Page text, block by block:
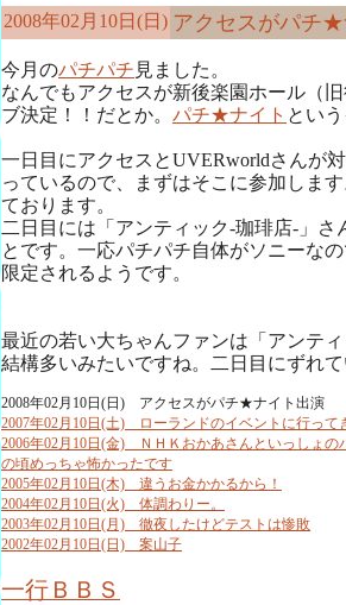
2008年02月10日(日) アクセスがパチ
今月のパチパチ 見ました。
なんでもアクセスが新後楽園ホール（
ブ決定！！だとか。 パチ★ナイト とい
一日目にアクセスとUVERworldさんが
っているので、まずはそこに参加しま
ております。
二日目には「アンティック-珈琲店-」
とです。一応パチパチ自体がソニーな
限定されるようです。
最近の若い大ちゃんファンは「アンテ
結構多いみたいですね。二日目にずれ
2008年02月10日(日) アクセスがパチ★ナイト出演
2007年02月10日(土) ローランドのイベントに行って
2006年02月10日(金) ＮＨＫおかあさんといっしょ
の頃めっちゃ怖かったです
2005年02月10日(木) 違うお金かかるから！
2004年02月10日(火) 体調わりー。
2003年02月10日(月) 徹夜したけどテストは惨敗
2002年02月10日(日) 案山子
一行ＢＢＳ